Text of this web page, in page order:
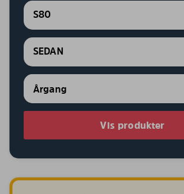
S80
SEDAN
Vis produkter